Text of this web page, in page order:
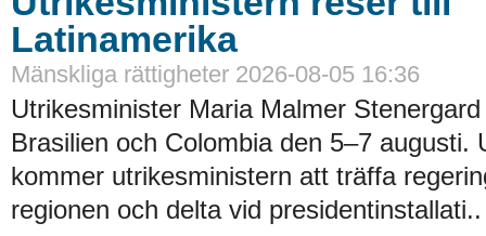
Latinamerika
Mänskliga rättigheter 2026-08-05 16:36
Utrikesminister Maria Malmer
Brasilien och Colombia den 5–7 augusti.
kommer utrikesministern att träffa
regionen och delta vid presidentinstallati..